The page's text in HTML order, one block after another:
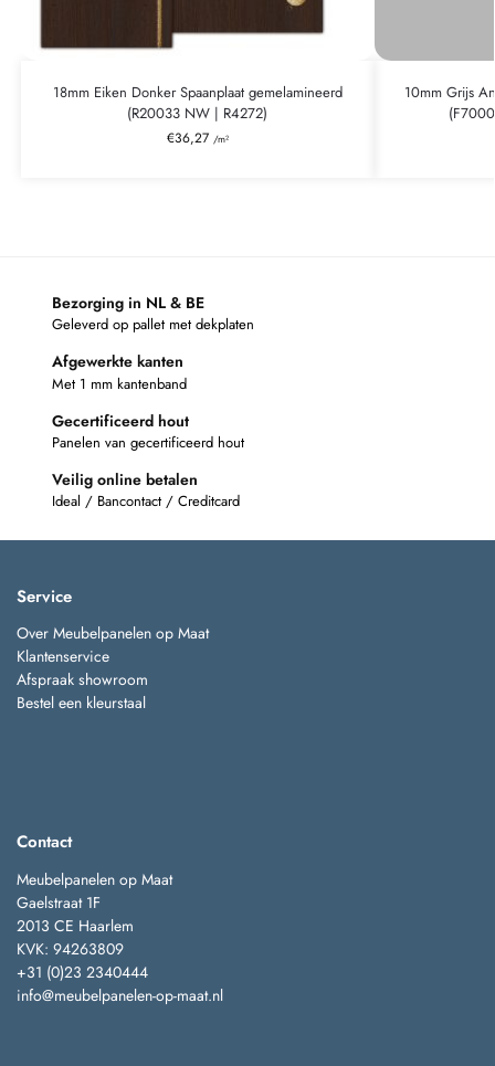
18mm Eiken Donker Spaanplaat gemelamineerd
(R20033 NW | R4272)
€36,27 /m²
10mm Grijs
Bezorging in NL & BE
Geleverd op pallet met dekplaten
Afgewerkte kanten
Met 1 mm kantenband
Gecertificeerd hout
Panelen van gecertificeerd hout
Veilig online betalen
Ideal / Bancontact / Creditcard
Service
Over Meubelpanelen op Maat
Klantenservice
Afspraak showroom
Bestel een kleurstaal
Contact
Meubelpanelen op Maat
Gaelstraat 1F
2013 CE Haarlem
KVK: 94263809
+31 (0)23 2340444
info@meubelpanelen-op-maat.nl